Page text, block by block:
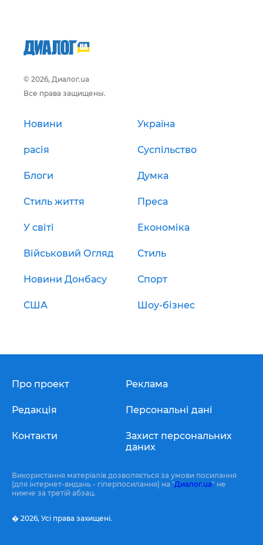
© 2026, Диалог.ua
Все права защищены.
Новини Україна
расія Суспільство
Блоги Думка
Стиль життя Преса
У світі Економіка
Військовий Огляд Стиль
Новини Донбасу Спорт
США Шоу-бізнес
Про проект
Редакція
Контакти
Реклама
Персональні дані
Захист персональних
даних
Використання матеріалів дозволяється за умови посилання
(для інтернет-видань - гіперпосилання) на "Диалог.ua" не
нижче за третій абзац.
� 2026, Усі права захищені.